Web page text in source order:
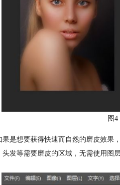
图
果是想要获得快速而自然的磨皮效果
头发等需要磨皮的区域，无需使用图